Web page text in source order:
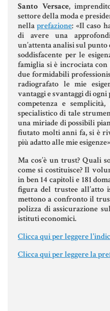
Materiale
CODICE CIVILE
LE PAROLE DIFFICILI DEL
MATERIALE GIURIDICO
RISORSE GIURIDICHE
SISTEMA GIURIDICO
USUFRUTTO
Fiscalità Speciale
Santo Versace,
settore della moda e
nellaprefazione: «Il caso
di avere una
un’attenta analisi sul
soddisfacente per le
famiglia si è incrociata
due formidabili
radiografato le mie
vantaggi e svantaggi di
competenza e
specialistico di tale
una miriade di possibili
fiutato molti anni fa, si è
più adatto alle mie
Ma cos’è un trust? Quali
come si costituisce? Il
in ben 14 capitoli e 181
figura del trustee all’atto
mettono a confronto il
polizza di assicurazione
istituti economici.
Clicca qui per leggere
Clicca qui per leggere la